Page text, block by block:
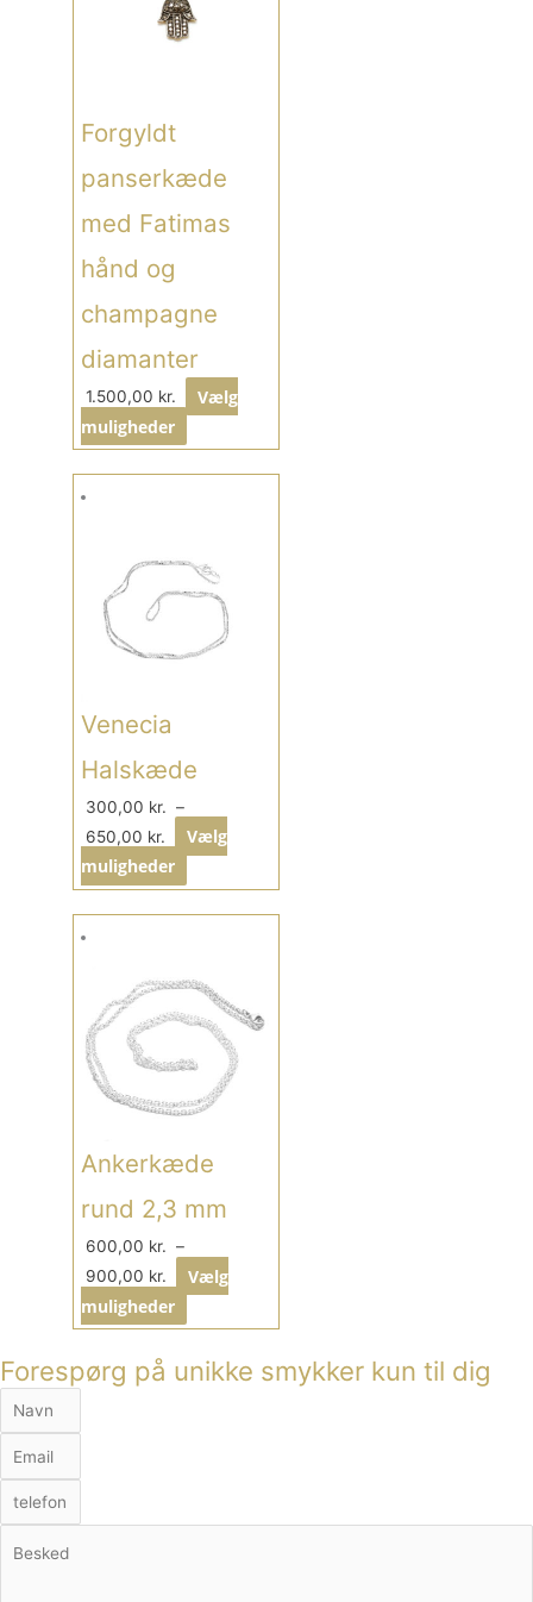
Forgyldt
panserkæde
med Fatimas
hånd og
champagne
diamanter
1.500,00 kr.
Vælg
muligheder
Venecia
Halskæde
300,00 kr. –
650,00 kr.
Vælg
muligheder
Ankerkæde
rund 2,3 mm
600,00 kr. –
900,00 kr.
Vælg
muligheder
Forespørg på unikke smykker kun til dig